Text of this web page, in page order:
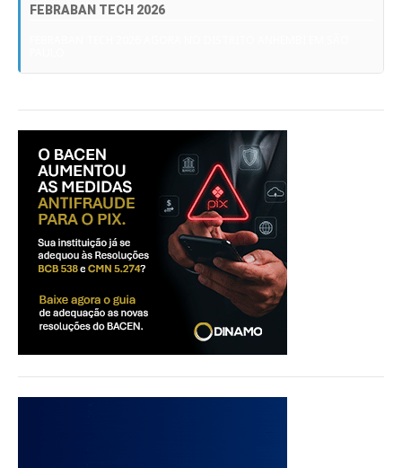
FEBRABAN TECH 2026